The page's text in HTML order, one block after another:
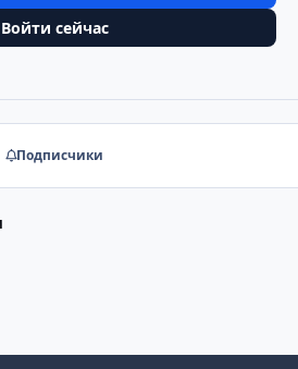
Войти сейчас
Подписчики